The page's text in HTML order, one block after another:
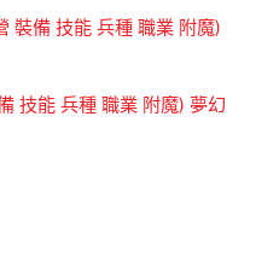
裝備 技能 兵種 職業 附魔)
技能 兵種 職業 附魔) 夢幻